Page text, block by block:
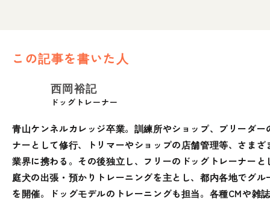
この記事を書いた人
西岡裕記
ドッグトレーナー
青山ケンネルカレッジ卒業。訓練所やショップ、ブリーダー
ナーとして修行、トリマーやショップの店舗管理等、さまざ
業界に携わる。その後独立し、フリーのドッグトレーナーと
庭犬の出張・預かりトレーニングを主とし、都内各地でグル
を開催。ドッグモデルのトレーニングも担当。各種CMや雑